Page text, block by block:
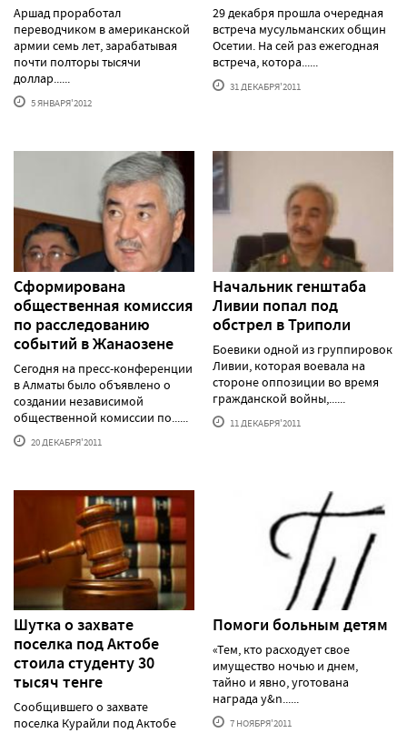
Аршад проработал
переводчиком в американской
армии семь лет, зарабатывая
почти полторы тысячи
доллар......
5 ЯНВАРЯ'2012
29 декабря прошла очередная
встреча мусульманских общин
Осетии. На сей раз ежегодная
встреча, котора......
31 ДЕКАБРЯ'2011
Сформирована
общественная комиссия
по расследованию
событий в Жанаозене
Сегодня на пресс-конференции
в Алматы было объявлено о
создании независимой
общественной комиссии по......
20 ДЕКАБРЯ'2011
Начальник генштаба
Ливии попал под
обстрел в Триполи
Боевики одной из группировок
Ливии, которая воевала на
стороне оппозиции во время
гражданской войны,......
11 ДЕКАБРЯ'2011
Шутка о захвате
поселка под Актобе
стоила студенту 30
тысяч тенге
Сообщившего о захвате
поселка Курайли под Актобе
Помоги больным детям
«Тем, кто расходует свое
имущество ночью и днем,
тайно и явно, уготована
награда у&n......
7 НОЯБРЯ'2011